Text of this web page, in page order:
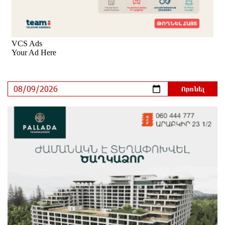
8 ժամ առաջ
Արտակարգ դեպք՝ Երևանում․ կոտրել են «Հույս
բոլոր մարդկանց» հիմնադրամի շենքի
Ալիևն ու Թրամփը հեռախոսազրույց են ունեցել
9 ժամ առաջ
«Ինտեր»-ը հաղթեց «Յուվենտուս»-ին
Քրեական վարույթի շրջանակում անձի անձնական
և ընտանեկան կյանքին առնչվող տվյալների